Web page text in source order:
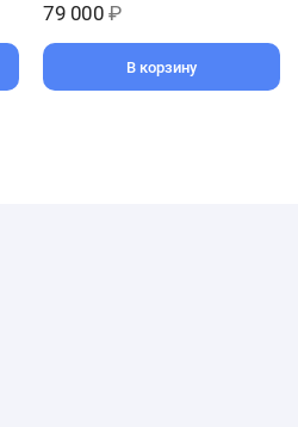
79 000 ₽
В корзину